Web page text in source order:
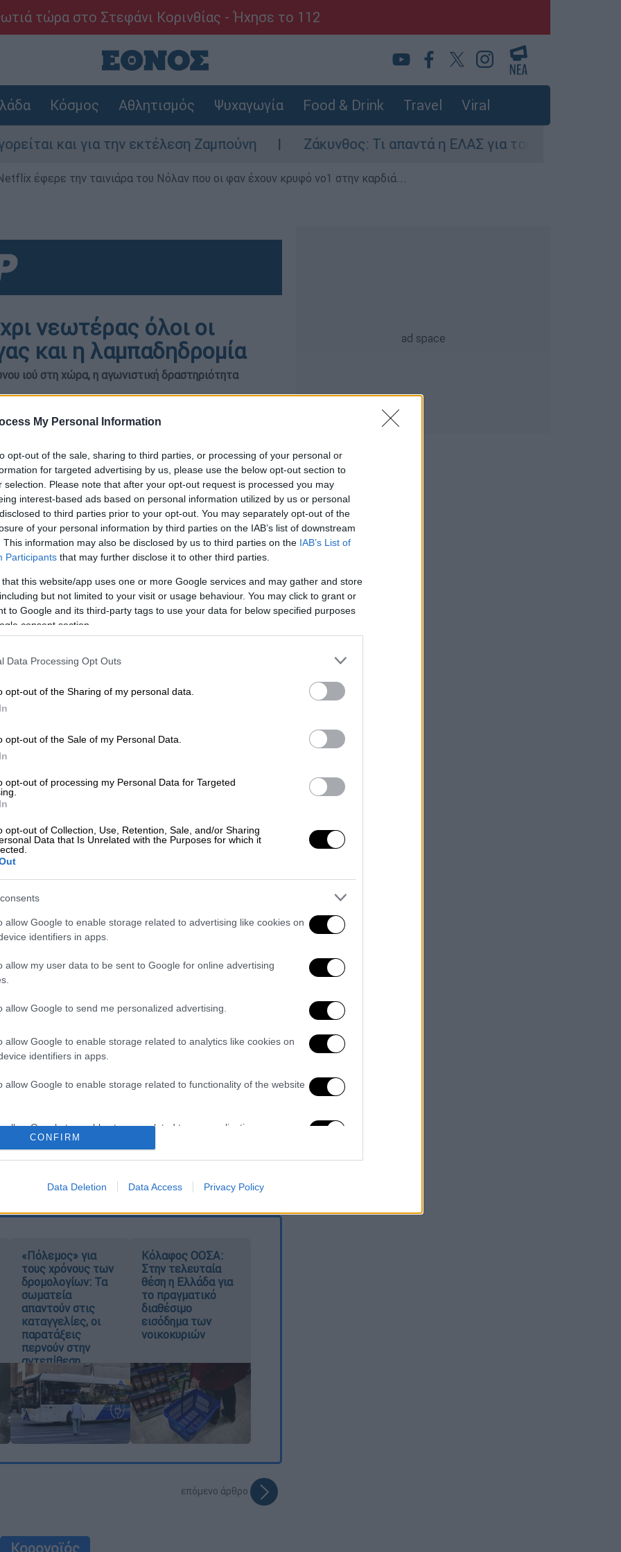
My Personal Information
opt-out of the sale, sharing to third parties, or processing of your personal or
for targeted advertising by us, please use the below opt-out section to
selection. Please note that after your opt-out request is processed you may
interest-based ads based on personal information utilized by us or personal
to third parties prior to your opt-out. You may separately opt-out of the
of your personal information by third parties on the IAB’s list of downstream
This information may also be disclosed by us to third parties on the IAB’s List of
Participants that may further disclose it to other third parties.
that this website/app uses one or more Google services and may gather and store
but not limited to your visit or usage behaviour. You may click to grant or
to Google and its third-party tags to use your data for below specified purposes
consent section.
Data Processing Opt Outs
opt-out of the Sharing of my personal data.
opt-out of the Sale of my Personal Data.
opt-out of processing my Personal Data for Targeted
opt-out of Collection, Use, Retention, Sale, and/or Sharing
Data that Is Unrelated with the Purposes for which it
allow Google to enable storage related to advertising like cookies on
identifiers in apps.
allow my user data to be sent to Google for online advertising
allow Google to send me personalized advertising.
allow Google to enable storage related to analytics like cookies on
identifiers in apps.
allow Google to enable storage related to functionality of the website
allow Google to enable storage related to personalization.
allow Google to enable storage related to security, including
CONFIRM
Data Deletion Data Access Privacy Policy
τώρα στο Στεφάνι Κορινθίας - Ήχησε το 112
Κόσμος Αθλητισμός Ψυχαγωγία Food & Drink Travel Viral
και για την εκτέλεση Ζαμπούνη Ζάκυνθος: Τι απαντά η ΕΛΑΣ για τους 8 βιασμούς
έφερε την ταινιάρα του Νόλαν που οι φαν έχουν κρυφό νο1 στην καρδιά...
νεωτέρας όλοι οι
και η λαμπαδηδρομία
ιού στη χώρα, η αγωνιστική δραστηριότητα
Ελλάδα αυξάνονται ραγδαία καθώς
αρχές διατηρούν ανοιχτές τις πόρτες σε
απόφαση που ελήφθη από το
επόμενων ημερών θα πραγματοποιηθεί
εκ τούτου, όλα τα πρωταθλήματα που
τις ερχόμενες ημέρες, θα γίνουν
τόσο οι τελετές αφής και
των αγώνων του Τόκιο, όσο και η
Η εκδήλωση είναι προγραμματισμένη για
αναμένεται να συρρεύσει πλήθος
αντιμετωπίζει το σοβαρότερο πρόβλημα
η τέλεση όλων των αθλητικών
μέχρι τις 3 Απριλίου
«Πόλεμος» για
τους χρόνους των
δρομολογίων: Τα
σωματεία
απαντούν στις
καταγγελίες, οι
παρατάξεις
περνούν στην
αντεπίθεση
Κόλαφος ΟΟΣΑ:
Στην τελευταία
θέση η Ελλάδα για
το πραγματικό
διαθέσιμο
εισόδημα των
νοικοκυριών
επόμενο άρθρο
Κορονοϊός